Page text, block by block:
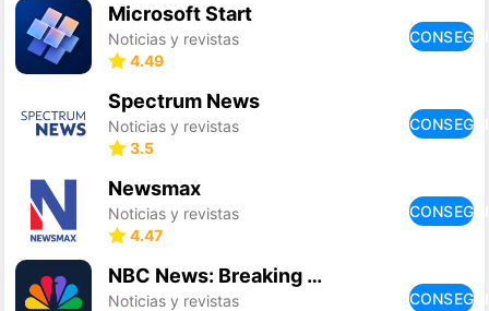
Microsoft Start
Noticias y revistas
4.49
Spectrum News
Noticias y revistas
3.5
Newsmax
Noticias y revistas
4.47
NBC News: Breaking News & Live
Noticias y revistas